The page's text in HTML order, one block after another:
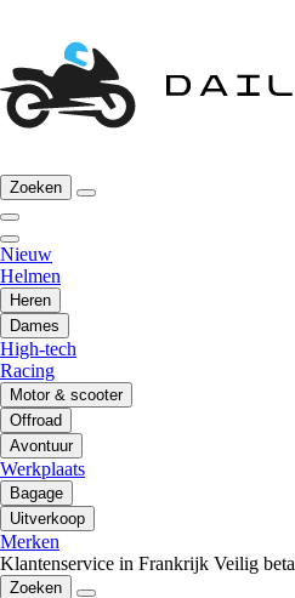
Zoeken
Nieuw
Helmen
Heren
Dames
High-tech
Racing
Motor & scooter
Offroad
Avontuur
Werkplaats
Bagage
Uitverkoop
Merken
Klantenservice in Frankrijk Veilig
Zoeken